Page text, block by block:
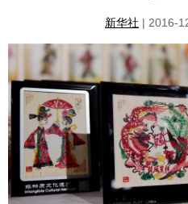
العلوم والصحة
الرياضة
مؤتمر صحفى للخارجية
新华社 | 2016-